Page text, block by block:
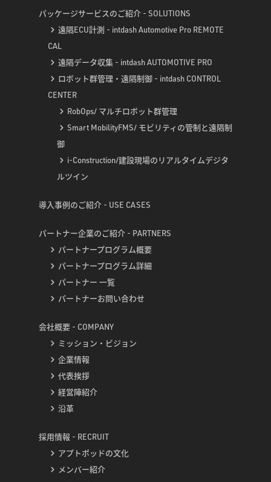
パッケージサービスのご紹介 - SOLUTIONS
遠隔ECU計測 - intdash Automotive Pro REMOTE
CAL
遠隔データ収集 - intdash AUTOMOTIVE PRO
ロボット群管理・遠隔制御 - intdash CONTROL
CENTER
RobOps/ マルチロボット群管理
Smart MobilityFMS/ モビリティの管制と遠隔制
御
i-Construction/建設現場のリアルタイムデジタ
ルツイン
導入事例のご紹介 - USE CASES
パートナー企業のご紹介 - PARTNERS
パートナープログラム概要
パートナープログラム詳細
パートナー 一覧
パートナーお問い合わせ
会社概要 - COMPANY
ミッション・ビジョン
企業情報
代表挨拶
経営陣紹介
沿革
採用情報 - RECRUIT
アプトポッドの文化
メンバー紹介